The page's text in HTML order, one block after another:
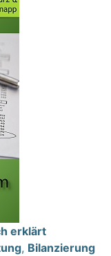
erklärt
, Bilanzierung